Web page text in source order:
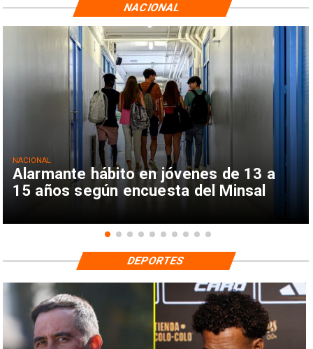
Alarmante hábito en jóvenes de 13 a
15 años según encuesta del Minsal
NACIONAL
NACIONAL
DEPORTES